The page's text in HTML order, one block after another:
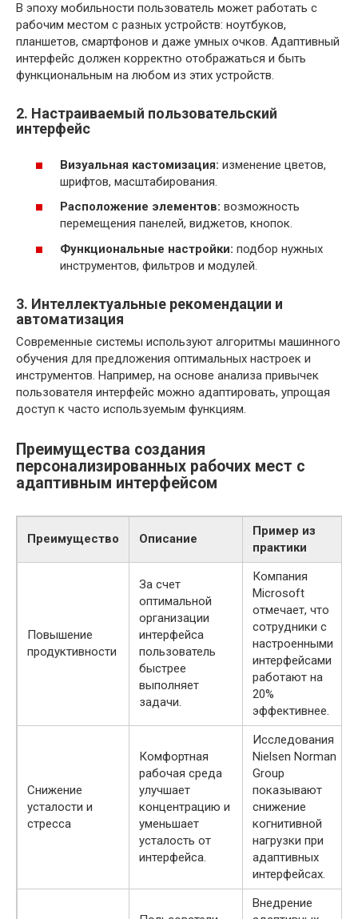
В эпоху мобильности пользователь может работать с
рабочим местом с разных устройств: ноутбуков,
планшетов, смартфонов и даже умных очков. Адаптивный
интерфейс должен корректно отображаться и быть
функциональным на любом из этих устройств.
2. Настраиваемый пользовательский
интерфейс
Визуальная кастомизация: изменение цветов,
шрифтов, масштабирования.
Расположение элементов: возможность
перемещения панелей, виджетов, кнопок.
Функциональные настройки: подбор нужных
инструментов, фильтров и модулей.
3. Интеллектуальные рекомендации и
автоматизация
Современные системы используют алгоритмы машинного
обучения для предложения оптимальных настроек и
инструментов. Например, на основе анализа привычек
пользователя интерфейс можно адаптировать, упрощая
доступ к часто используемым функциям.
Преимущества создания
персонализированных рабочих мест с
адаптивным интерфейсом
Преимущество Описание
Пример из
практики
Повышение
продуктивности
За счет
оптимальной
организации
интерфейса
пользователь
быстрее
выполняет
задачи.
Компания
Microsoft
отмечает, что
сотрудники с
настроенными
интерфейсами
работают на
20%
эффективнее.
Снижение
усталости и
стресса
Комфортная
рабочая среда
улучшает
концентрацию и
уменьшает
усталость от
интерфейса.
Исследования
Nielsen Norman
Group
показывают
снижение
когнитивной
нагрузки при
адаптивных
интерфейсах.
Внедрение